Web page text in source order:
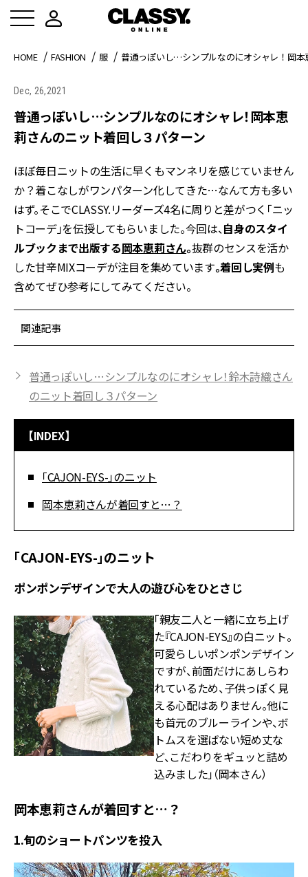
HOME FASHION 服 普通っぽいし…シンプルなのにオシャレ！岡
Dec, 26,2021
普通っぽいし…シンプルなのにオシャレ！岡本恵
莉さんのニット着回し３パターン
ほぼ毎日ニットの生活に早くもマンネリを感じていません
か？着こなしがワンパターン化してきた…なんて方も多い
はず。そこでCLASSY.リーダーズ4名に周りと差がつく「ニッ
トコーデ」を伝授してもらいました。今回は、自身のスタイ
ルブックまで出版する岡本恵莉さん。抜群のセンスを活か
した甘辛MIXコーデが注目を集めています。着回し実例も
含めてぜひ参考にしてみてください。
関連記事
普通っぽいし…シンプルなのにオシャレ！鈴木詩織さん
のニット着回し３パターン
【INDEX】
「CAJON-EYS-」のニット
岡本恵莉さんが着回すと…？
「CAJON-EYS-」のニット
ポンポンデザインで大人の遊び心をひとさじ
「親友二人と一緒に立ち上げ
た『CAJON-EYS』の白ニット。
可愛らしいポンポンデザイン
ですが、前面だけにあしらわ
れているため、子供っぽく見
える心配はありません。他に
も首元のブルーラインや、ボ
トムスを選ばない短め丈な
ど、こだわりをギュッと詰め
込みました」（岡本さん）
岡本恵莉さんが着回すと…？
1.旬のショートパンツを投入